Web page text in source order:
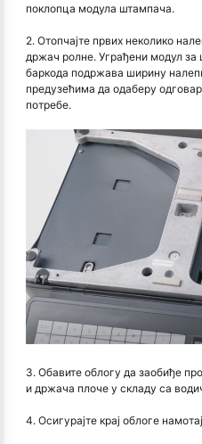
поклопца модула штампача.
2. Отопчајте првих неколико
држач ролне. Уграђени модул
баркода подржава ширину
предузећима да одаберу
потребе.
3. Обавите облогу да заобиђе
и држача плоче у складу са
4. Осигурајте крај облоге